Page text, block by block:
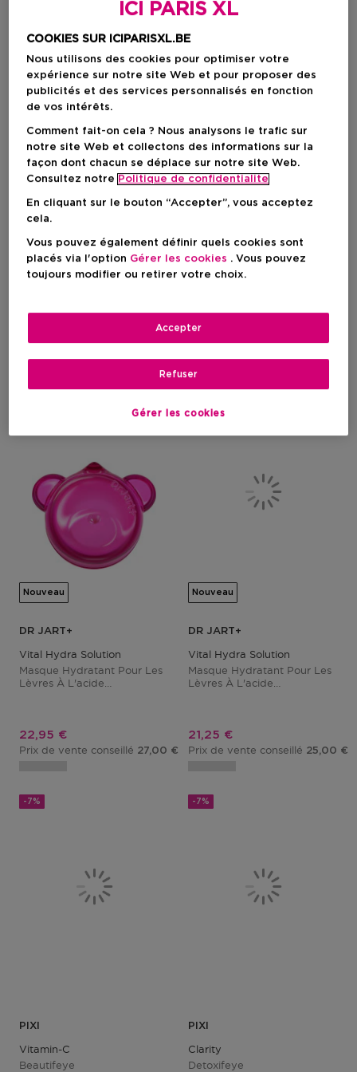
PIXI
Botanical Collagen
Fortifeye
Prix promotionnel
23,98 €
Korean Beauty Cadeau
ICI PARIS XL
Time
Patchs Pour Les Yeux Aux
Nouveau
DR JART+
Vital Hydra Solution
Masque Hydratant Pour Les
Lèvres À L'acide
Prix promotionnel
22,95 €
Prix de vente conseillé 27,00 €
-15%
Nouveau
DR JART+
Vital Hydra Solution
Masque Hydratant Pour Les
Lèvres À L'acide
Prix promotionnel
21,25 €
Prix de vente conseillé 25,00 €
-7%
PIXI
Vitamin-C
Beautifeye
-7%
PIXI
Clarity
Detoxifeye
ICI PARIS XL
COOKIES SUR ICIPARISXL.BE
Nous utilisons des cookies pour optimiser votre
expérience sur notre site Web et pour proposer des
publicités et des services personnalisés en fonction
de vos intérêts.
Comment fait-on cela ? Nous analysons le trafic sur
notre site Web et collectons des informations sur la
façon dont chacun se déplace sur notre site Web.
Consultez notre Politique de confidentialite
En cliquant sur le bouton “Accepter”, vous acceptez
cela.
Vous pouvez également définir quels cookies sont
placés via l'option Gérer les cookies . Vous pouvez
toujours modifier ou retirer votre choix.
Gérer les cookies
Refuser
Accepter